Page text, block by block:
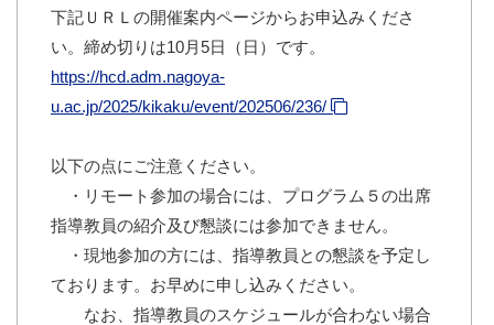
下記ＵＲＬの開催案内ページからお申込みくださ
い。締め切りは10月5日（日）です。
https://hcd.adm.nagoya-
u.ac.jp/2025/kikaku/event/202506/236/
以下の点にご注意ください。
・リモート参加の場合には、プログラム５の出席
指導教員の紹介及び懇談には参加できません。
・現地参加の方には、指導教員との懇談を予定し
ております。お早めに申し込みください。
なお、指導教員のスケジュールが合わない場合